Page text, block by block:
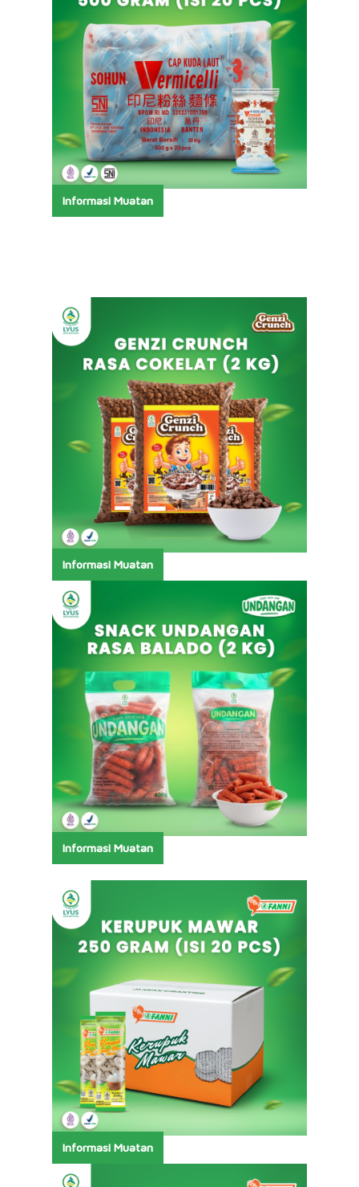
Informasi Muatan
Informasi Muatan
Informasi Muatan
Informasi Muatan